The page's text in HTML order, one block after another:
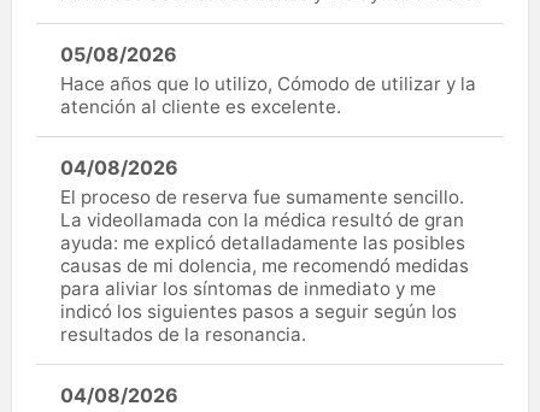
05/08/2026
Hace años que lo utilizo, Cómodo de utilizar y la
atención al cliente es excelente.
04/08/2026
El proceso de reserva fue sumamente sencillo.
La videollamada con la médica resultó de gran
ayuda: me explicó detalladamente las posibles
causas de mi dolencia, me recomendó medidas
para aliviar los síntomas de inmediato y me
indicó los siguientes pasos a seguir según los
resultados de la resonancia.
04/08/2026